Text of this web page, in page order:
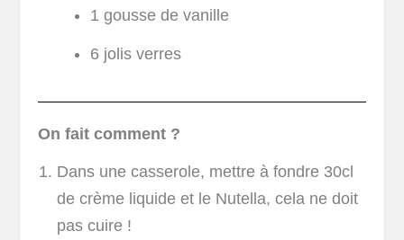
1 gousse de vanille
6 jolis verres
On fait comment ?
Dans une casserole, mettre à fondre 30cl
de crème liquide et le Nutella, cela ne doit
pas cuire !